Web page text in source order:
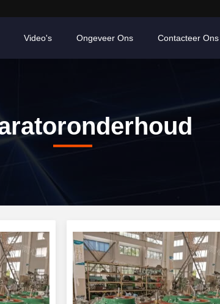
Video's Ongeveer Ons Contacteer Ons